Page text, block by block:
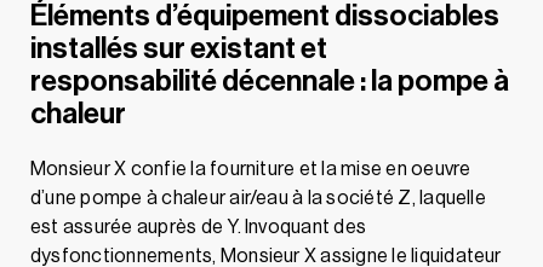
Éléments d’équipement dissociables
installés sur existant et
responsabilité décennale : la pompe à
chaleur
Monsieur X confie la fourniture et la mise en oeuvre
d’une pompe à chaleur air/eau à la société Z, laquelle
est assurée auprès de Y. Invoquant des
dysfonctionnements, Monsieur X assigne le liquidateur